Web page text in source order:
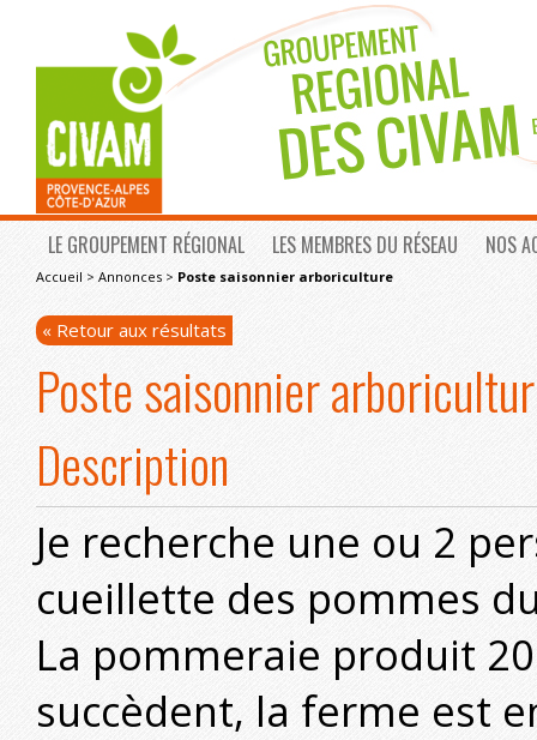
LE GROUPEMENT RÉGIONAL LES MEMBRES DU RÉSEAU NOS
Accueil > Annonces > Poste saisonnier arboriculture
« Retour aux résultats
Poste saisonnier
Description
Je recherche une ou 2
cueillette des pommes
La pommeraie produit
succèdent, la ferme est